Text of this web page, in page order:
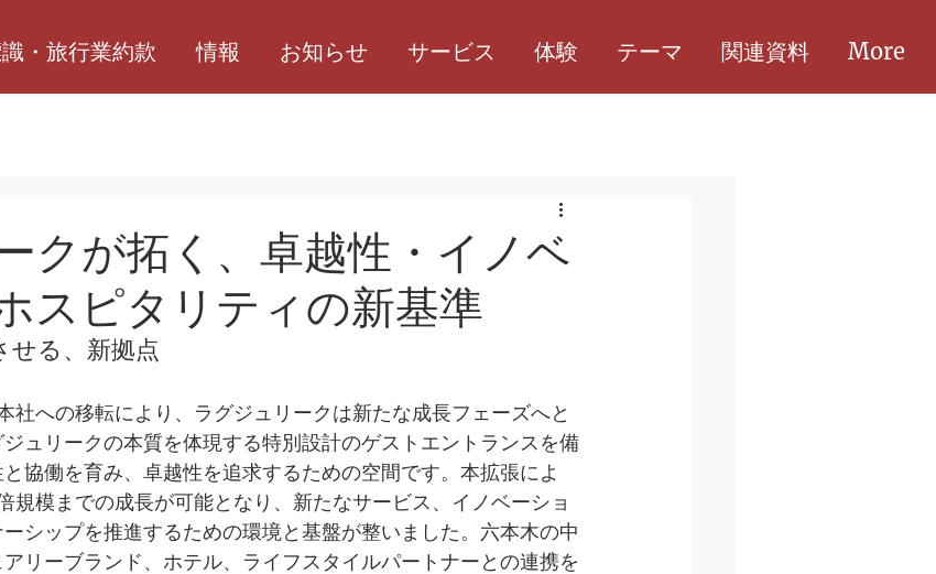
・旅行業約款 情報 お知らせ サービス 体験 テーマ 関連資料 More
クが拓く、卓越性・イノベ
スピタリティの新基準
せる、新拠点
社への移転により、ラグジュリークは新たな成長フェーズへと
ュリークの本質を体現する特別設計のゲストエントランスを備
協働を育み、卓越性を追求するための空間です。本拡張によ
規模までの成長が可能となり、新たなサービス、イノベーショ
シップを推進するための環境と基盤が整いました。六本木の中
リーブランド、ホテル、ライフスタイルパートナーとの連携を